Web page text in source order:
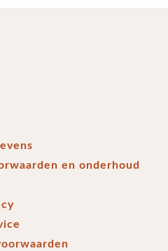
en onderhoud